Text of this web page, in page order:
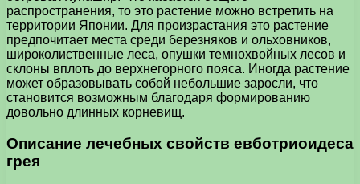
распространения, то это растение можно встретить на
территории Японии. Для произрастания это растение
предпочитает места среди березняков и ольховников,
широколиственные леса, опушки темнохвойных лесов и
склоны вплоть до верхнегорного пояса. Иногда растение
может образовывать собой небольшие заросли, что
становится возможным благодаря формированию
довольно длинных корневищ.
Описание лечебных свойств евботриоидеса
грея